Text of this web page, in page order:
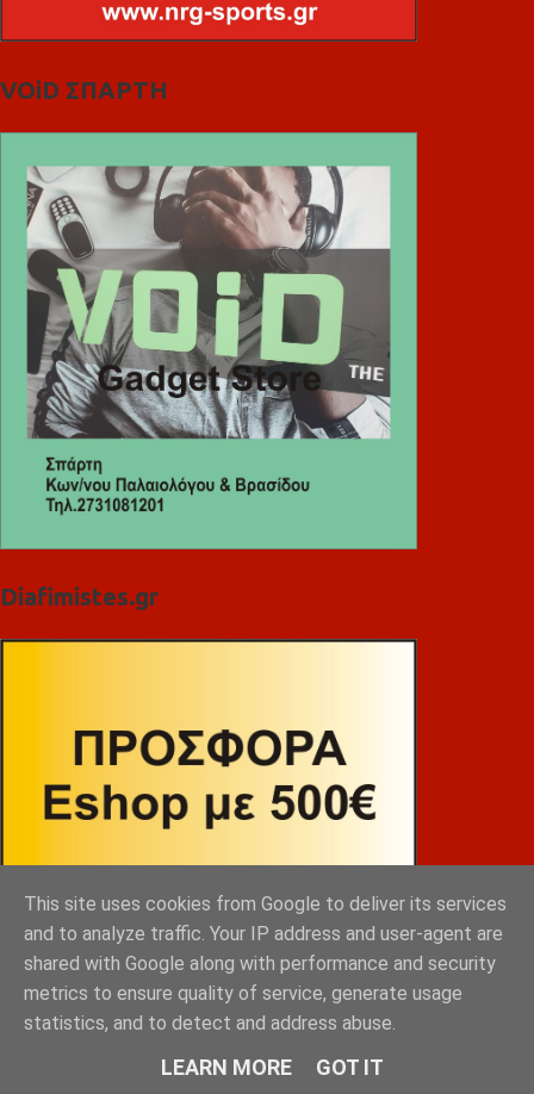
VOiD ΣΠΑΡΤΗ
Diafimistes.gr
This site uses cookies from Google to deliver its services
and to analyze traffic. Your IP address and user-agent are
shared with Google along with performance and security
metrics to ensure quality of service, generate usage
statistics, and to detect and address abuse.
LEARN MORE GOT IT